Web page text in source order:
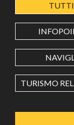
LATITUDINE
LONGITUDINE
Value in decimal
TUTTI
TURISMO